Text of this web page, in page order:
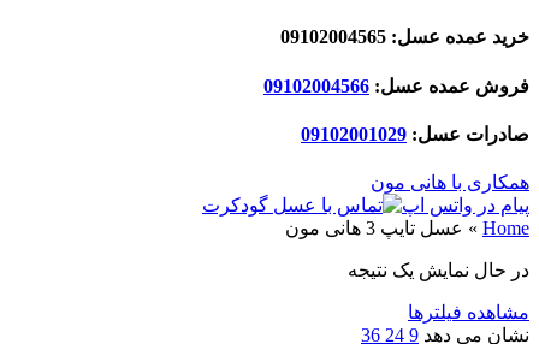
خرید عمده عسل: 09102004565
فروش عمده عسل: 09102004566
صادرات عسل: 09102001029
همکاری با هانی مون
پیام در واتس اپ
Home
» عسل تایپ 3 هانی مون
در حال نمایش یک نتیجه
مشاهده فیلترها
نشان می دهد 9
24
36